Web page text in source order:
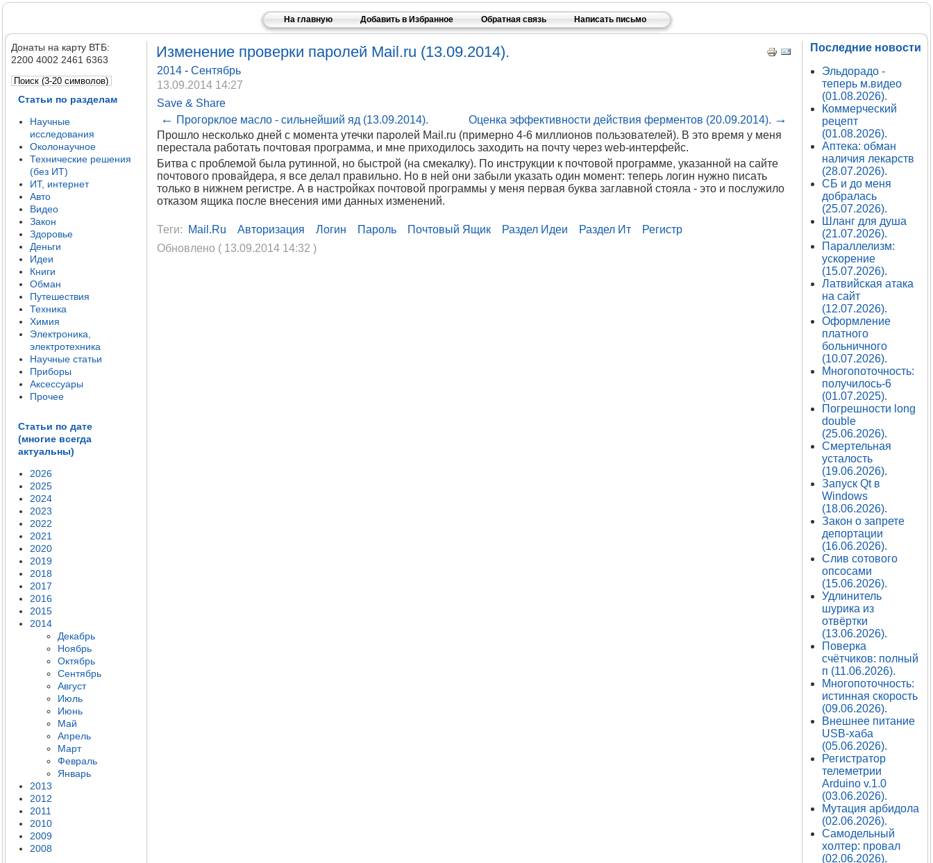
На главную Добавить в Избранное Обратная связь Написать письмо
Донаты на карту ВТБ:
2200 4002 2461 6363
Статьи по разделам
Научные
исследования
Околонаучное
Технические решения
(без ИТ)
ИТ, интернет
Авто
Видео
Закон
Здоровье
Деньги
Идеи
Книги
Обман
Путешествия
Техника
Химия
Электроника,
электротехника
Научные статьи
Приборы
Аксессуары
Прочее
Статьи по дате
(многие всегда
актуальны)
2026
2025
2024
2023
2022
2021
2020
2019
2018
2017
2016
2015
2014
Декабрь
Ноябрь
Октябрь
Сентябрь
Август
Июль
Июнь
Май
Апрель
Март
Февраль
Январь
2013
2012
2011
2010
2009
2008
Изменение проверки паролей Mail.ru (13.09.2014).
2014 - Сентябрь
13.09.2014 14:27
Save & Share
← Прогорклое масло - сильнейший яд (13.09.2014). Оценка эффективности действия ферментов (20.09.2014). →
Прошло несколько дней с момента утечки паролей Mail.ru (примерно 4-6 миллионов пользователей). В это время у меня
перестала работать почтовая программа, и мне приходилось заходить на почту через web-интерфейс.
Битва с проблемой была рутинной, но быстрой (на смекалку). По инструкции к почтовой программе, указанной на сайте
почтового провайдера, я все делал правильно. Но в ней они забыли указать один момент: теперь логин нужно писать
только в нижнем регистре. А в настройках почтовой программы у меня первая буква заглавной стояла - это и послужило
отказом ящика после внесения ими данных изменений.
Теги: Mail.ru Авторизация Логин Пароль Почтовый Ящик Раздел Идеи Раздел Ит
Регистр
Обновлено ( 13.09.2014 14:32 )
Последние новости
Эльдорадо -
теперь м.видео
(01.08.2026).
Коммерческий
рецепт
(01.08.2026).
Аптека: обман
наличия лекарств
(28.07.2026).
СБ и до меня
добралась
(25.07.2026).
Шланг для душа
(21.07.2026).
Параллелизм:
ускорение
(15.07.2026).
Латвийская атака
на сайт
(12.07.2026).
Оформление
платного
больничного
(10.07.2026).
Многопоточность:
получилось-6
(01.07.2025).
Погрешности long
double
(25.06.2026).
Смертельная
усталость
(19.06.2026).
Запуск Qt в
Windows
(18.06.2026).
Закон о запрете
депортации
(16.06.2026).
Слив сотового
опсосами
(15.06.2026).
Удлинитель
шурика из
отвёртки
(13.06.2026).
Поверка
счётчиков: полный
п (11.06.2026).
Многопоточность:
истинная скорость
(09.06.2026).
Внешнее питание
USB-хаба
(05.06.2026).
Регистратор
телеметрии
Arduino v.1.0
(03.06.2026).
Мутация арбидола
(02.06.2026).
Самодельный
холтер: провал
(02.06.2026).